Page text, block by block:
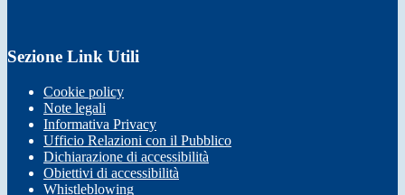
Sezione Link Utili
Cookie policy
Note legali
Informativa Privacy
Ufficio Relazioni con il Pubblico
Dichiarazione di accessibilità
Obiettivi di accessibilità
Whistleblowing